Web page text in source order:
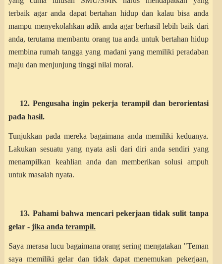
terbaik agar anda dapat bertahan hidup dan kalau bisa anda
mampu menyekolahkan adik anda agar berhasil lebih baik dari
anda, terutama membantu orang tua anda untuk bertahan hidup
membina rumah tangga yang madani yang memiliki peradaban
maju dan menjunjung tinggi nilai moral.
12. Pengusaha ingin pekerja terampil dan berorientasi
pada hasil.
Tunjukkan pada mereka bagaimana anda memiliki keduanya.
Lakukan sesuatu yang nyata asli dari diri anda sendiri yang
menampilkan keahlian anda dan memberikan solusi ampuh
untuk masalah nyata.
13. Pahami bahwa mencari pekerjaan tidak sulit tanpa
gelar -jika anda terampil.
Saya merasa lucu bagaimana orang sering mengatakan "Teman
saya memiliki gelar dan tidak dapat menemukan pekerjaan,